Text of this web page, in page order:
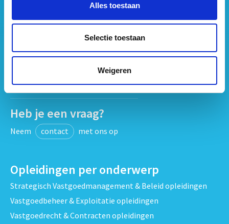
Alles toestaan
Selectie toestaan
Weigeren
5617 AM Eindhoven
088 – 091 00 00
BTW: NL809795863B01
Heb je een vraag?
Neem contact met ons op
Opleidingen per onderwerp
Strategisch Vastgoedmanagement & Beleid opleidingen
Vastgoedbeheer & Exploitatie opleidingen
Vastgoedrecht & Contracten opleidingen